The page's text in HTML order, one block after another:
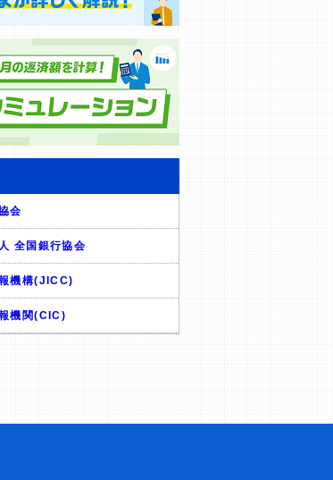
会
全国銀行協会
機構(JICC)
機関(CIC)